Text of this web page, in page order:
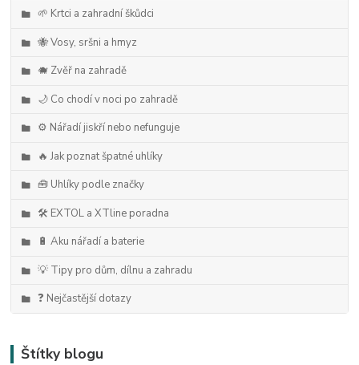
🌱 Krtci a zahradní škůdci
🐝 Vosy, sršni a hmyz
🐗 Zvěř na zahradě
🌙 Co chodí v noci po zahradě
⚙️ Nářadí jiskří nebo nefunguje
🔥 Jak poznat špatné uhlíky
🧰 Uhlíky podle značky
🛠️ EXTOL a XTline poradna
🔋 Aku nářadí a baterie
💡 Tipy pro dům, dílnu a zahradu
❓ Nejčastější dotazy
Štítky blogu